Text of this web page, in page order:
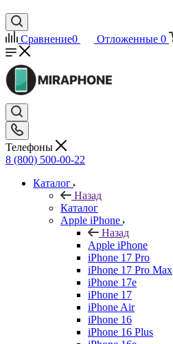
Сравнение0 Отложенные 0
Телефоны
8 (800) 500-00-22
Каталог
Назад
Каталог
Apple iPhone
Назад
Apple iPhone
iPhone 17 Pro
iPhone 17 Pro Max
iPhone 17e
iPhone 17
iPhone Air
iPhone 16
iPhone 16 Plus